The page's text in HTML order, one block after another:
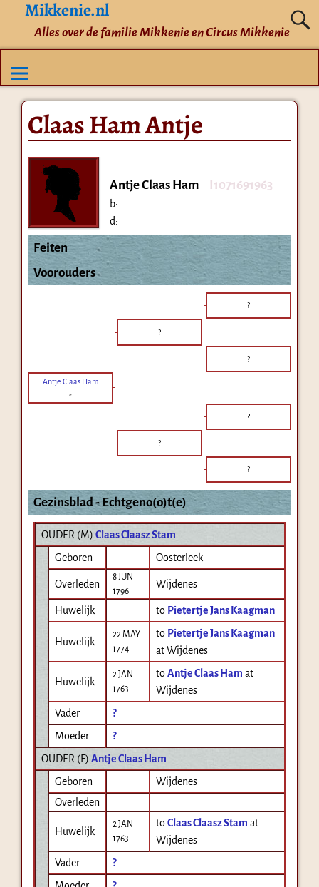
Mikkenie.nl
Alles over de familie Mikkenie en Circus Mikkenie
Claas Ham Antje
Antje Claas Ham I1071691963
b:
d:
Feiten
Voorouders
?
?
?
Antje Claas Ham
-
?
?
?
Gezinsblad - Echtgeno(o)t(e)
OUDER (M) Claas Claasz Stam
Geboren
Oosterleek
Overleden
8 JUN
1796
Wijdenes
Huwelijk to Pietertje Jans Kaagman
Huwelijk
22 MAY
1774
to Pietertje Jans Kaagman
at Wijdenes
Huwelijk
2 JAN
1763
toAntje Claas Ham at
Wijdenes
Vader
?
Moeder
?
OUDER (F) Antje Claas Ham
Geboren
Wijdenes
Overleden
Huwelijk
2 JAN
1763
toClaas Claasz Stam at
Wijdenes
Vader
?